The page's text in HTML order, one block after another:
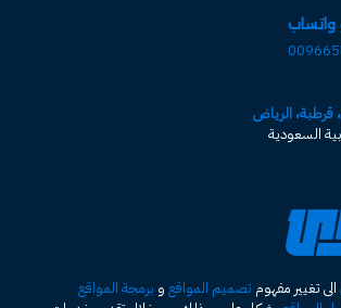
واتساب
قرطبة، الرياض
السعودية
الى تغيير مفهوم تصميم المواقع و برمجة المواقع